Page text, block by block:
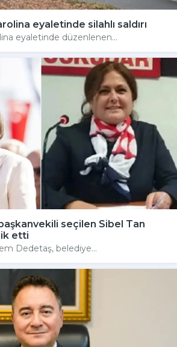
eyaletinde silahlı saldırı
eyaletinde düzenlenen...
seçilen Sibel Tan
etti
Dedetaş, belediye...